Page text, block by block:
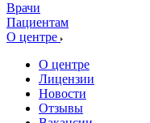
Врачи
Пациентам
О центре
О центре
Лицензии
Новости
Отзывы